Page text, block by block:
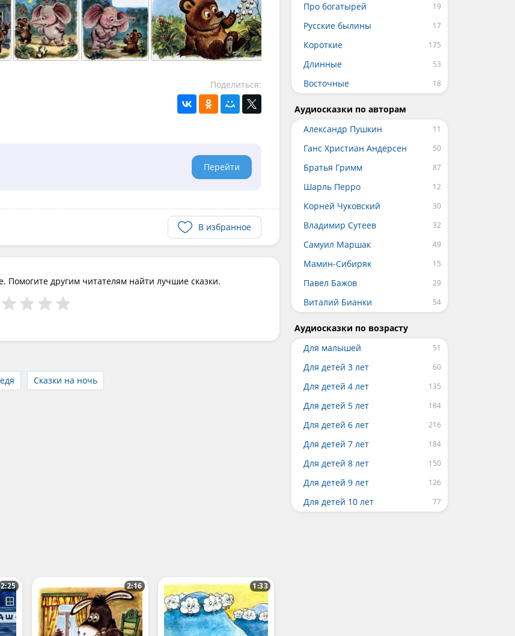
Поделиться:
Перейти
В избранное
Помогите другим читателям найти лучшие сказки.
Сказки на ночь
2:25 2:16 1:33
Про богатырей
Русские былины
Короткие
Длинные
Восточные
Аудиосказки по авторам
Александр Пушкин
Ганс Христиан Андерсен
Братья Гримм
Шарль Перро
Корней Чуковский
Владимир Сутеев
Самуил Маршак
Мамин-Сибиряк
Павел Бажов
Виталий Бианки
Аудиосказки по возрасту
Для малышей
Для детей 3 лет
Для детей 4 лет
Для детей 5 лет
Для детей 6 лет
Для детей 7 лет
Для детей 8 лет
Для детей 9 лет
Для детей 10 лет